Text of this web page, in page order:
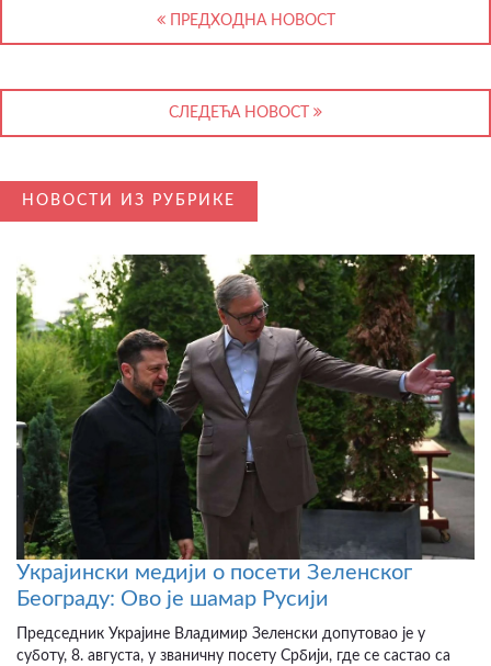
ПРЕДХОДНА НОВОСТ
СЛЕДЕЋА НОВОСТ
НОВОСТИ ИЗ РУБРИКЕ
Украјински медији о посети Зеленског
Београду: Ово је шамар Русији
Председник Украјине Владимир Зеленски допутовао је у
суботу, 8. августа, у званичну посету Србији, где се састао са